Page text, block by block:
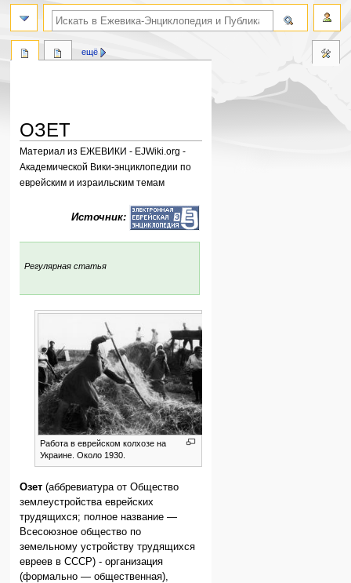
ОЗЕТ
Материал из ЕЖЕВИКИ - EJWiki.org -
Академической Вики-энциклопедии по
еврейским и израильским темам
Источник:
Регулярная статья
Работа в еврейском колхозе на
Украине. Около 1930.
Озет (аббревиатура от Общество
землеустройства еврейских
трудящихся; полное название —
Всесоюзное общество по
земельному устройству трудящихся
евреев в СССР) - организация
(формально — общественная),
ещё
поиск по словам